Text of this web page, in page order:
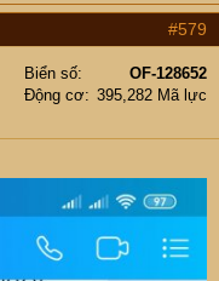
#579
Biển số
OF-128652
Động cơ
395,282 Mã lực